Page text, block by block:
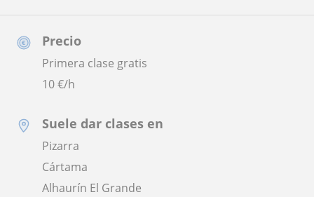
Precio
Primera clase gratis
10€/h
Suele dar clases en
Pizarra
Cártama
Alhaurín El Grande